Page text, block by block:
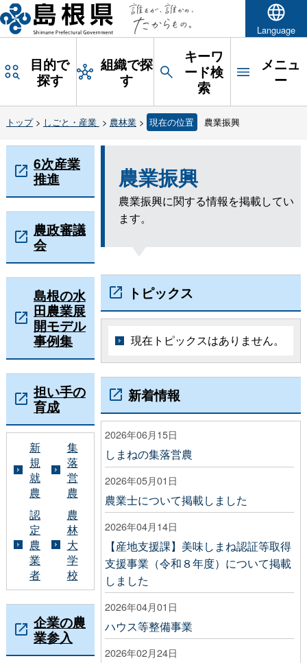
Language
目的で
探す
組織で探
す
キーワ
ード検
索
メニュ
ー
トップ> しごと・産業 > 農林業> 現在の位置 農業振興
農業振興
農業振興に関する情報を掲載してい
ます。
トピックス
現在トピックスはありません。
新着情報
2026年06月15日
しまねの集落営農
2026年05月01日
農業士について掲載しました
2026年04月14日
【産地支援課】美味しまね認証等取得
支援事業（令和８年度）について掲載
しました
2026年04月01日
ハウス等整備事業
2026年02月24日
6次産業
推進
農政審議
会
島根の水
田農業展
開モデル
事例集
担い手の
育成
新
規
就
農
集
落
営
農
認
定
農
業
者
農
林
大
学
校
企業の農
業参入